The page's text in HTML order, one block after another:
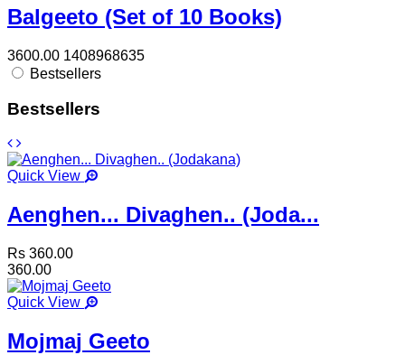
Balgeeto (Set of 10 Books)
3600.00 1408968635
Bestsellers
Bestsellers
Quick View
Aenghen... Divaghen.. (Joda...
Rs 360.00
360.00
Quick View
Mojmaj Geeto